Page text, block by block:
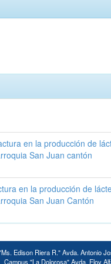
en la producción de
San Juan cantón
en la producción de
San Juan Cantón
Edison Riera R." Avda. Antonio
Campus "La Dolorosa" Avda. Eloy